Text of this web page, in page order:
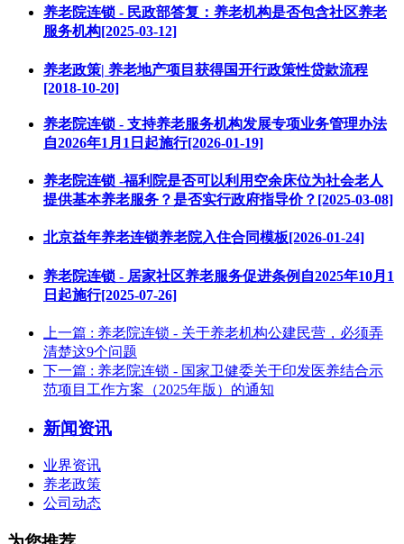
养老院连锁 - 民政部答复：养老机构是否包含社区养老
服务机构[2025-03-12]
养老政策| 养老地产项目获得国开行政策性贷款流程
[2018-10-20]
养老院连锁 - 支持养老服务机构发展专项业务管理办法
自2026年1月1日起施行[2026-01-19]
养老院连锁 -福利院是否可以利用空余床位为社会老人
提供基本养老服务？是否实行政府指导价？[2025-03-08]
北京益年养老连锁养老院入住合同模板[2026-01-24]
养老院连锁 - 居家社区养老服务促进条例自2025年10月1
日起施行[2025-07-26]
上一篇 : 养老院连锁 - 关于养老机构公建民营，必须弄
清楚这9个问题
下一篇 : 养老院连锁 - 国家卫健委关于印发医养结合示
范项目工作方案（2025年版）的通知
新闻资讯
业界资讯
养老政策
公司动态